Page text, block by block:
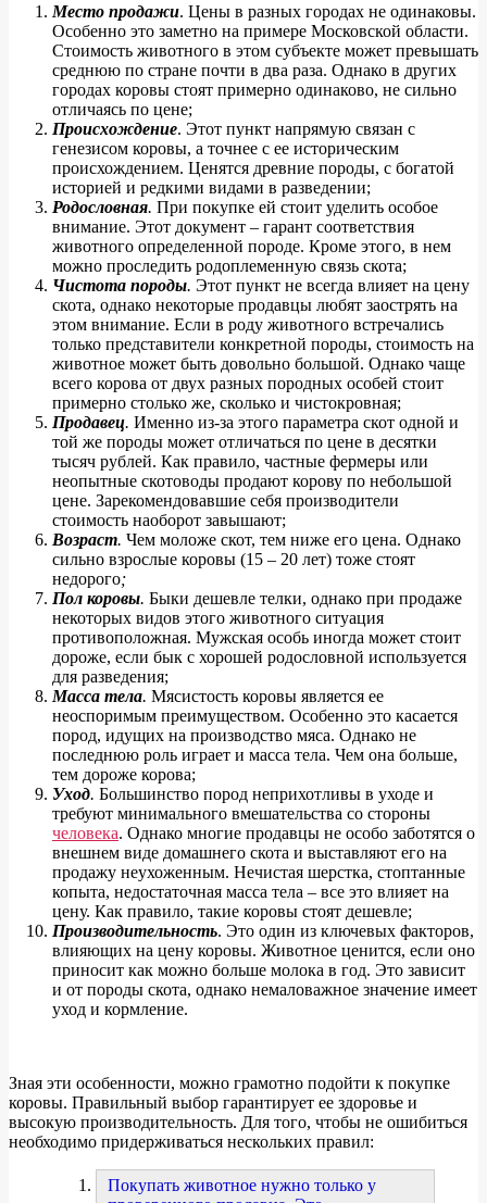
Место продажи. Цены в разных городах не одинаковы.
Особенно это заметно на примере Московской области.
Стоимость животного в этом субъекте может превышать
среднюю по стране почти в два раза. Однако в других
городах коровы стоят примерно одинаково, не сильно
отличаясь по цене;
Происхождение. Этот пункт напрямую связан с
генезисом коровы, а точнее с ее историческим
происхождением. Ценятся древние породы, с богатой
историей и редкими видами в разведении;
Родословная. При покупке ей стоит уделить особое
внимание. Этот документ – гарант соответствия
животного определенной породе. Кроме этого, в нем
можно проследить родоплеменную связь скота;
Чистота породы. Этот пункт не всегда влияет на цену
скота, однако некоторые продавцы любят заострять на
этом внимание. Если в роду животного встречались
только представители конкретной породы, стоимость на
животное может быть довольно большой. Однако чаще
всего корова от двух разных породных особей стоит
примерно столько же, сколько и чистокровная;
Продавец. Именно из-за этого параметра скот одной и
той же породы может отличаться по цене в десятки
тысяч рублей. Как правило, частные фермеры или
неопытные скотоводы продают корову по небольшой
цене. Зарекомендовавшие себя производители
стоимость наоборот завышают;
Возраст. Чем моложе скот, тем ниже его цена. Однако
сильно взрослые коровы (15 – 20 лет) тоже стоят
недорого;
Пол коровы. Быки дешевле телки, однако при продаже
некоторых видов этого животного ситуация
противоположная. Мужская особь иногда может стоит
дороже, если бык с хорошей родословной используется
для разведения;
Масса тела. Мясистость коровы является ее
неоспоримым преимуществом. Особенно это касается
пород, идущих на производство мяса. Однако не
последнюю роль играет и масса тела. Чем она больше,
тем дороже корова;
Уход. Большинство пород неприхотливы в уходе и
требуют минимального вмешательства со стороны
человека. Однако многие продавцы не особо заботятся о
внешнем виде домашнего скота и выставляют его на
продажу неухоженным. Нечистая шерстка, стоптанные
копыта, недостаточная масса тела – все это влияет на
цену. Как правило, такие коровы стоят дешевле;
Производительность. Это один из ключевых факторов,
влияющих на цену коровы. Животное ценится, если оно
приносит как можно больше молока в год. Это зависит
и от породы скота, однако немаловажное значение имеет
уход и кормление.
Зная эти особенности, можно грамотно подойти к покупке
коровы. Правильный выбор гарантирует ее здоровье и
высокую производительность. Для того, чтобы не ошибиться
необходимо придерживаться нескольких правил:
Покупать животное нужно только у